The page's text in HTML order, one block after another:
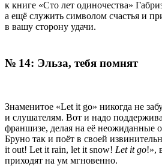
к книге «Сто лет одиночества»
а ещё служить символом счастья и
в вашу сторону удачи.
№ 14: Эльза, тебя помнят
Знаменитое «Let it go» никогда не
и слушателям. Вот и надо
франшизе, делая на её неожиданные
Бруно так и поёт в своей
it out! Let it rain, let it snow! Let it go!»,
приходят на ум мгновенно.